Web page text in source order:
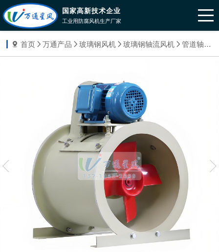
国家高新技术企业
工业用防腐风机生产厂家
首页 万通产品 玻璃钢风机 玻璃钢轴流风机 管道轴流风机